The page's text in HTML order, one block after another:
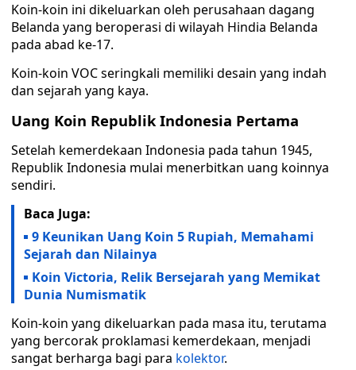
Koin-koin ini dikeluarkan oleh perusahaan dagang
Belanda yang beroperasi di wilayah Hindia Belanda
pada abad ke-17.
Koin-koin VOC seringkali memiliki desain yang indah
dan sejarah yang kaya.
Uang Koin Republik Indonesia Pertama
Setelah kemerdekaan Indonesia pada tahun 1945,
Republik Indonesia mulai menerbitkan uang koinnya
sendiri.
Baca Juga:
9 Keunikan Uang Koin 5 Rupiah, Memahami
Sejarah dan Nilainya
Koin Victoria, Relik Bersejarah yang Memikat
Dunia Numismatik
Koin-koin yang dikeluarkan pada masa itu, terutama
yang bercorak proklamasi kemerdekaan, menjadi
sangat berharga bagi para kolektor.